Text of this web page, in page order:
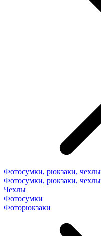
Фотосумки, рюкзаки, чехлы
Фотосумки, рюкзаки, чехлы
Чехлы
Фотосумки
Фоторюкзаки